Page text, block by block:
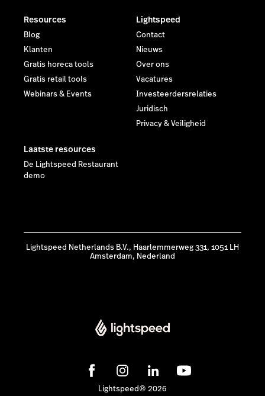
Resources
Blog
Klanten
Gratis horeca tools
Gratis retail tools
Webinars & Events
Lightspeed
Contact
Nieuws
Over ons
Vacatures
Investeerdersrelaties
Juridisch
Privacy & Veiligheid
Laatste resources
De Lightspeed Restaurant
demo
Lightspeed Netherlands B.V., Haarlemmerweg 331, 1051 LH
Amsterdam, Nederland
Lightspeed® 2026